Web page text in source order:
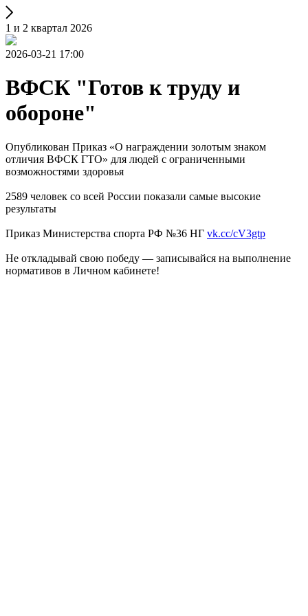
1 и 2 квартал 2026
2026-03-21 17:00
ВФСК "Готов к труду и
обороне"
Опубликован Приказ «О награждении золотым знаком
отличия ВФСК ГТО» для людей с ограниченными
возможностями здоровья
2589 человек со всей России показали самые высокие
результаты
Приказ Министерства спорта РФ №36 НГ vk.cc/cV3gtp
Не откладывай свою победу — записывайся на выполнение
нормативов в Личном кабинете!